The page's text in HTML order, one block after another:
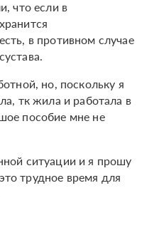
что если в
в противном случае
но, поскольку я
тк жила и работала в
пособие мне не
ситуации и я прошу
трудное время для